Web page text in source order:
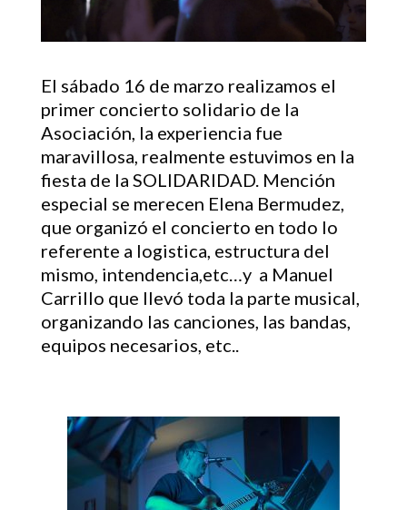
El sábado 16 de marzo realizamos el
primer concierto solidario de la
Asociación, la experiencia fue
maravillosa, realmente estuvimos en la
fiesta de la SOLIDARIDAD. Mención
especial se merecen Elena Bermudez,
que organizó el concierto en todo lo
referente a logistica, estructura del
mismo, intendencia,etc…y a Manuel
Carrillo que llevó toda la parte musical,
organizando las canciones, las bandas,
equipos necesarios, etc..